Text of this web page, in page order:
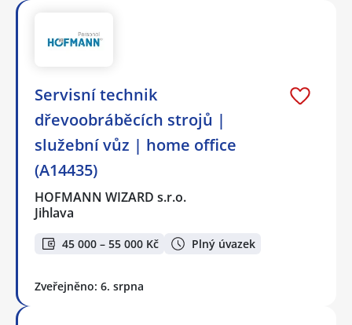
️Servisní technik
dřevoobráběcích strojů |
služební vůz | home office
(A14435)
HOFMANN WIZARD s.r.o.
Jihlava
45 000 – 55 000 Kč Plný úvazek
Zveřejněno: 6. srpna